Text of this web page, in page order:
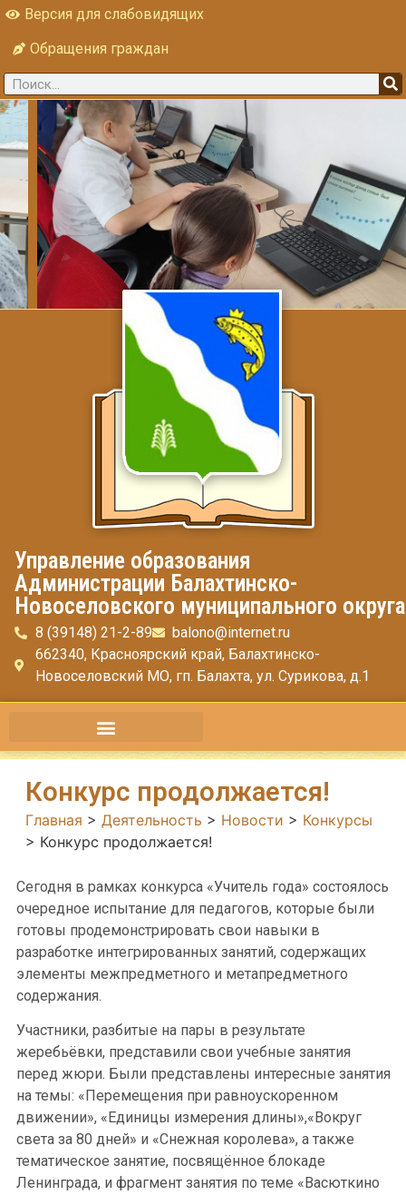
Версия для слабовидящих
Обращения граждан
Управление образования
Администрации Балахтинско-
Новоселовского муниципального округа
8 (39148) 21-2-89
balono@internet.ru
662340, Красноярский край, Балахтинско-
Новоселовский МО, гп. Балахта, ул. Сурикова, д.1
Конкурс продолжается!
Главная > Деятельность > Новости > Конкурсы
> Конкурс продолжается!
Сегодня в рамках конкурса «Учитель года» состоялось
очередное испытание для педагогов, которые были
готовы продемонстрировать свои навыки в
разработке интегрированных занятий, содержащих
элементы межпредметного и метапредметного
содержания.
Участники, разбитые на пары в результате
жеребьёвки, представили свои учебные занятия
перед жюри. Были представлены интересные занятия
на темы: «Перемещения при равноускоренном
движении», «Единицы измерения длины»,«Вокруг
света за 80 дней» и «Снежная королева», а также
тематическое занятие, посвящённое блокаде
Ленинграда, и фрагмент занятия по теме «Васюткино